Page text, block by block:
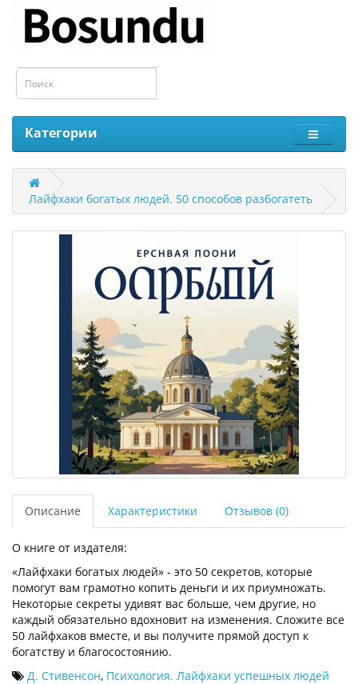
Категории
Лайфхаки богатых людей. 50 способов разбогатеть
Описание Характеристики Отзывов (0)
О книге от издателя:
«Лайфхаки богатых людей» - это 50 секретов, которые
помогут вам грамотно копить деньги и их приумножать.
Некоторые секреты удивят вас больше, чем другие, но
каждый обязательно вдохновит на изменения. Сложите все
50 лайфхаков вместе, и вы получите прямой доступ к
богатству и благосостоянию.
Д. Стивенсон, Психология. Лайфхаки успешных людей